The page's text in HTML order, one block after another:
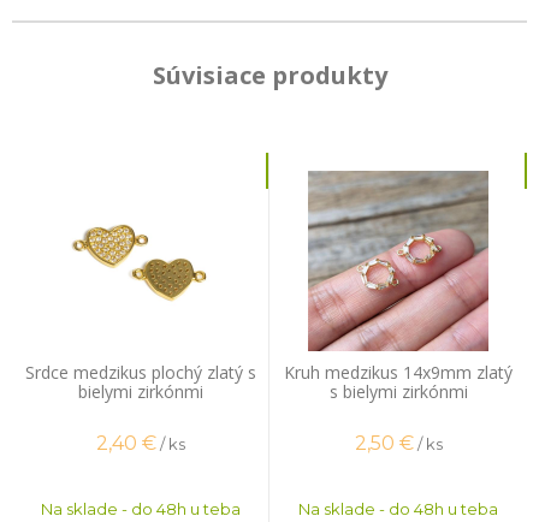
Súvisiace produkty
Srdce medzikus plochý zlatý s
bielymi zirkónmi
2,40 € / ks
Na sklade - do 48h u teba
Kruh medzikus 14x9mm zlatý
s bielymi zirkónmi
2,50 € / ks
Na sklade - do 48h u teba